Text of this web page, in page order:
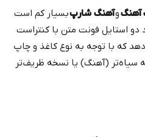
آهنگوآهنگ شارپبسیار کم است
دو استایل فونت متن با کنتراست
که با توجه به نوع کاغذ و چاپ
سیاه‌تر (آهنگ) یا نسخه ظریف‌تر